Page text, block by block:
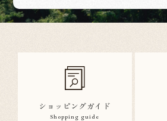
ショッピングガイド
Shopping guide